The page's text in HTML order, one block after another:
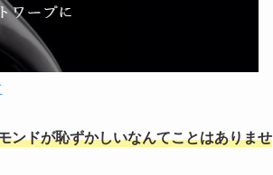
ンドが恥ずかしいなんてことはありませ